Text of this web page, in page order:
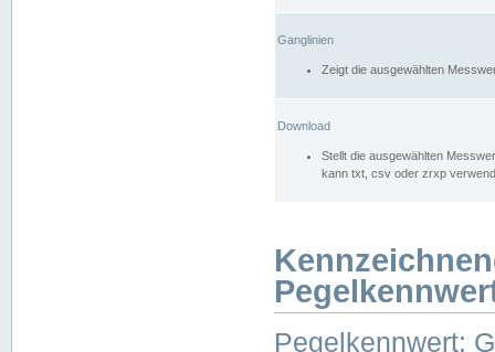
Ganglinien
Zeigt die ausgewählten
Download
Stellt die ausgewählten
kann txt, csv oder zrxp
Pegelkennwert: